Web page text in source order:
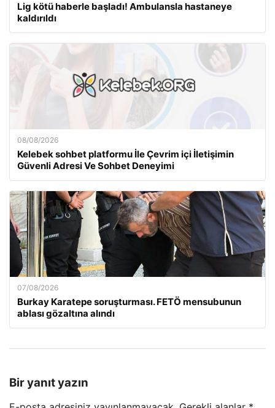
Lig kötü haberle başladı! Ambulansla hastaneye
kaldırıldı
08/08/2026
Kelebek sohbet platformu İle Çevrim içi İletişimin
Güvenli Adresi Ve Sohbet Deneyimi
07/08/2026
Burkay Karatepe soruşturması. FETÖ mensubunun
ablası gözaltına alındı
Bir yanıt yazın